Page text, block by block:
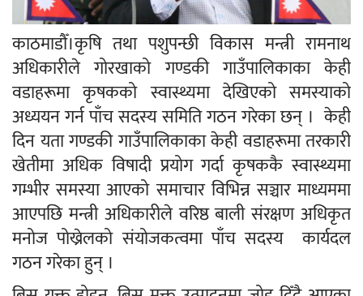
काठमाडौँ।कृषि तथा पशुपन्छी विकास मन्त्री रामनाथ
अधिकारीले गोरखाको गण्डकी गाउँपालिकाका केही
वडाहरूमा कृषकको स्वास्थ्यमा देखिएको समस्याको
अध्ययन गर्न पाँच सदस्य समिति गठन गरेका छन् । केही
दिन यता गण्डकी गाउँपालिकाका केही वडाहरूमा तरकारी
खेतीमा अधिक विषादी प्रयोग गर्दा कृषककै स्वास्थ्यमा
गम्भीर समस्या आएको समाचार विभिन्न सञ्चार माध्यममा
आएपछि मन्त्री अधिकारीले वरिष्ठ बाली संरक्षण अधिकृत
मनोज पोख्रेलको संयोजकत्वमा पाँच सदस्य कार्यदल
गठन गरेका हुन् ।